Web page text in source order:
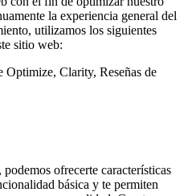
la experiencia general del
utilizamos los siguientes
sitio web:
Clarity, Reseñas de
ofrecerte características
básica y te permiten